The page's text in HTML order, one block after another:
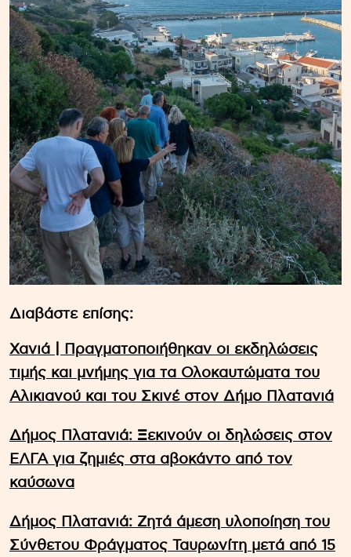
Διαβάστε επίσης:
Χανιά | Πραγματοποιήθηκαν οι εκδηλώσεις
τιμής και μνήμης για τα Ολοκαυτώματα του
Αλικιανού και του Σκινέ στον Δήμο Πλατανιά
Δήμος Πλατανιά: Ξεκινούν οι δηλώσεις στον
ΕΛΓΑ για ζημιές στα αβοκάντο από τον
καύσωνα
Δήμος Πλατανιά: Ζητά άμεση υλοποίηση του
Σύνθετου Φράγματος Ταυρωνίτη μετά από 15